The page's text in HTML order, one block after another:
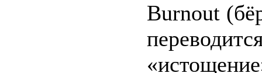
Burnout